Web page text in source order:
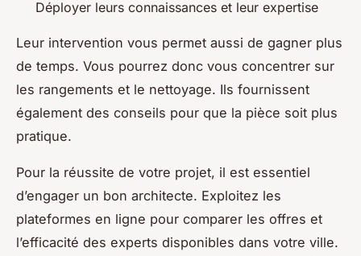
Déployer leurs connaissances et leur expertise
Leur intervention vous permet aussi de gagner plus
de temps. Vous pourrez donc vous concentrer sur
les rangements et le nettoyage. Ils fournissent
également des conseils pour que la pièce soit plus
pratique.
Pour la réussite de votre projet, il est essentiel
d’engager un bon architecte. Exploitez les
plateformes en ligne pour comparer les offres et
l’efficacité des experts disponibles dans votre ville.